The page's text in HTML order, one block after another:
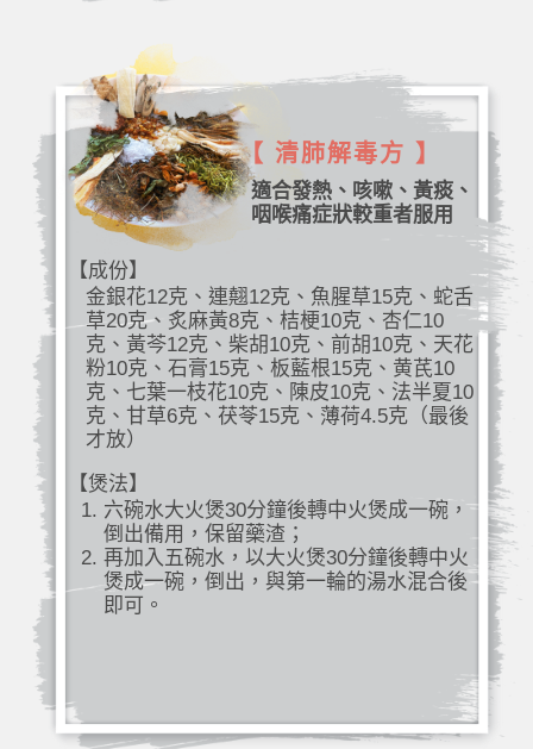
【 清肺解毒方 】
適合發熱、咳嗽、黃痰、
咽喉痛症狀較重者服用
【成份】
金銀花12克、連翹12克、魚腥草15克、蛇舌
草20克、炙麻黃8克、桔梗10克、杏仁10
克、黃芩12克、柴胡10克、前胡10克、天花
粉10克、石膏15克、板藍根15克、黄芪10
克、七葉一枝花10克、陳皮10克、法半夏10
克、甘草6克、茯苓15克、薄荷4.5克（最後
才放）
【煲法】
六碗水大火煲30分鐘後轉中火煲成一碗，
倒出備用，保留藥渣；
再加入五碗水，以大火煲30分鐘後轉中火
煲成一碗，倒出，與第一輪的湯水混合後
即可。